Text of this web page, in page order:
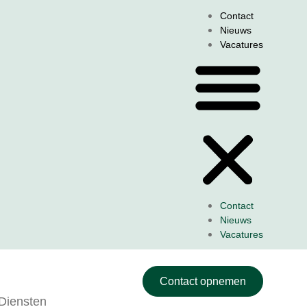
Contact
Nieuws
Vacatures
Contact
Nieuws
Vacatures
Contact opnemen